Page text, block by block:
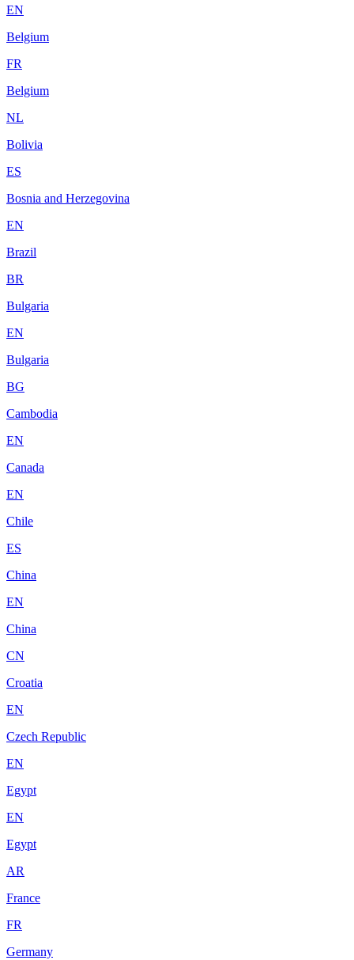
EN
Belgium
FR
Belgium
NL
Bolivia
ES
Bosnia and Herzegovina
EN
Brazil
BR
Bulgaria
EN
Bulgaria
BG
Cambodia
EN
Canada
EN
Chile
ES
China
EN
China
CN
Croatia
EN
Czech Republic
EN
Egypt
EN
Egypt
AR
France
FR
Germany